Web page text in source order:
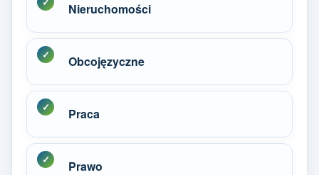
Nieruchomości
Obcojęzyczne
Praca
Prawo